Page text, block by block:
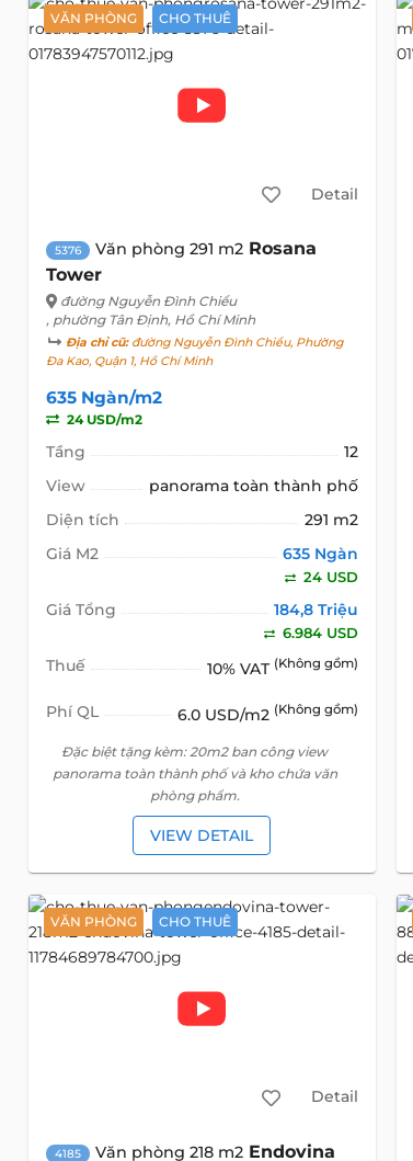
VĂN PHÒNG CHO THUÊ
Detail
5376 Văn phòng 291 m2 Rosana
Tower
đường Nguyễn Đình Chiểu
, phường Tân Định, Hồ Chí Minh
Địa chỉ cũ:đường Nguyễn Đình Chiểu, Phường
Đa Kao, Quận 1, Hồ Chí Minh
635 Ngàn/m2
24 USD/m2
Tầng
12
View
panorama toàn thành phố
Diện tích
291 m2
Giá M2
635 Ngàn
24 USD
Giá Tổng 184,8 Triệu
6.984 USD
Thuế 10% VAT (Không gồm)
Phí QL 6.0 USD/m2 (Không gồm)
Đặc biệt tặng kèm: 20m2 ban công view
panorama toàn thành phố và kho chứa văn
phòng phẩm.
VIEW DETAIL
VĂN PHÒNG CHO THUÊ
Detail
4185 Văn phòng 218 m2 Endovina